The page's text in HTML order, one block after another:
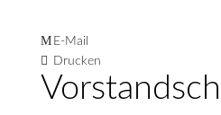
E-Mail
Drucken